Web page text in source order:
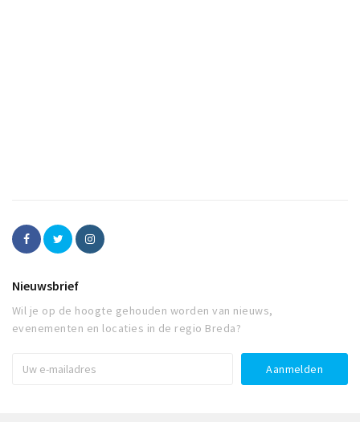
Nieuwsbrief
Wil je op de hoogte gehouden worden van nieuws,
evenementen en locaties in de regio Breda?